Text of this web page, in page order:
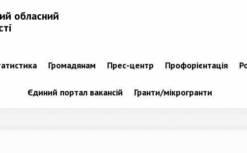
обласний
Громадянам Прес-центр Профорієнтація
Єдиний портал вакансій Гранти/мікрогранти